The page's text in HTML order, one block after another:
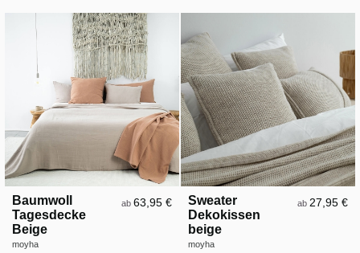
Baumwoll
Tagesdecke
Beige
moyha
ab63,95 €
Sweater
Dekokissen
beige
moyha
ab 27,95 €